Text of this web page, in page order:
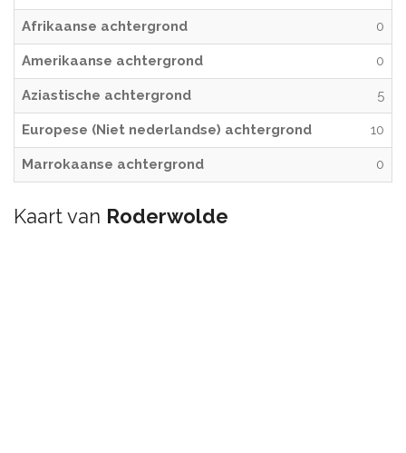
Afrikaanse achtergrond 0
Amerikaanse achtergrond 0
Aziastische achtergrond 5
Europese (Niet nederlandse) achtergrond 10
Marrokaanse achtergrond 0
Kaart van Roderwolde